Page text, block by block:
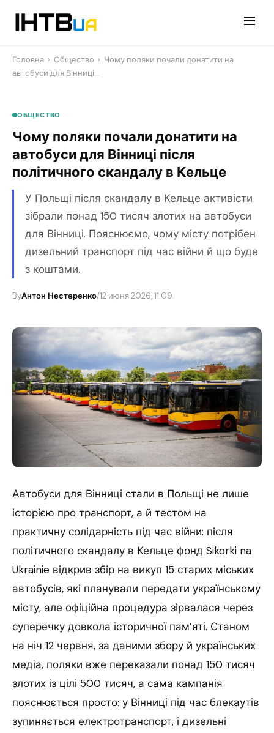
Головна › Общество › Чому поляки почали донатити на
автобуси для Вінниці…
ОБЩЕСТВО
Чому поляки почали донатити на
автобуси для Вінниці після
політичного скандалу в Кельце
У Польщі після скандалу в Кельце активісти
зібрали понад 150 тисяч злотих на автобуси
для Вінниці. Пояснюємо, чому місту потрібен
дизельний транспорт під час війни й що буде
з коштами.
ByАнтон Нестеренко/12 июня 2026, 11:09
Автобуси для Вінниці стали в Польщі не лише
історією про транспорт, а й тестом на
практичну солідарність під час війни: після
політичного скандалу в Кельце фонд Sikorki na
Ukrainie відкрив збір на викуп 15 старих міських
автобусів, які планували передати українському
місту, але офіційна процедура зірвалася через
суперечку довкола історичної пам’яті. Станом
на ніч 12 червня, за даними збору й українських
медіа, поляки вже переказали понад 150 тисяч
злотих із цілі 500 тисяч, а сама кампанія
пояснюється просто: у Вінниці під час блекаутів
зупиняється електротранспорт, і дизельні